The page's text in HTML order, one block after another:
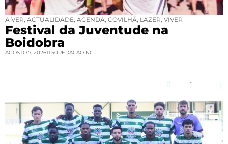
A VER, ACTUALIDADE, AGENDA, COVILHÃ, LAZER, VIVER
Festival da Juventude na
Boidobra
AGOSTO 7, 202611:50REDACAO NC